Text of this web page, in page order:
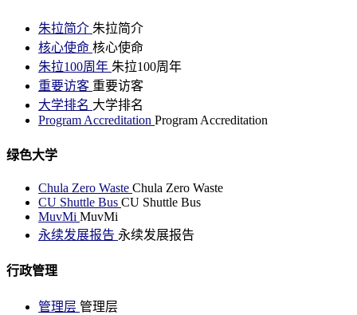
朱拉简介 朱拉简介
核心使命 核心使命
朱拉100周年 朱拉100周年
重要访客 重要访客
大学排名 大学排名
Program Accreditation Program Accreditation
绿色大学
Chula Zero Waste Chula Zero Waste
CU Shuttle Bus CU Shuttle Bus
MuvMi MuvMi
永续发展报告 永续发展报告
行政管理
管理层 管理层